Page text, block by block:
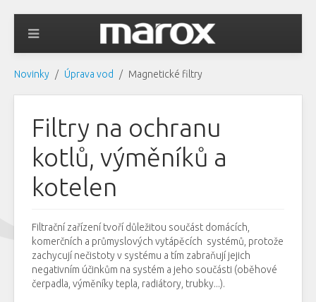
Novinky Úprava vod Magnetické filtry
Filtry na ochranu
kotlů, výměníků a
kotelen
Filtrační zařízení tvoří důležitou součást domácích,
komerčních a průmyslových vytápěcích systémů, protože
zachycují nečistoty v systému a tím zabraňují jejich
negativním účinkům na systém a jeho součásti (oběhové
čerpadla, výměníky tepla, radiátory, trubky...).